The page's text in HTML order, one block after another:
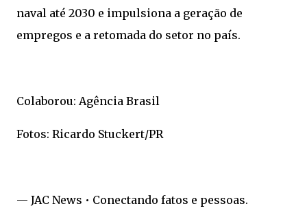
naval até 2030 e impulsiona a geração de
empregos e a retomada do setor no país.
Colaborou: Agência Brasil
Fotos: Ricardo Stuckert/PR
— JAC News • Conectando fatos e pessoas.